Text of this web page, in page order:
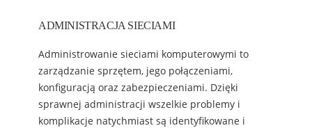
ADMINISTRACJA SIECIAMI
Administrowanie sieciami komputerowymi to
zarządzanie sprzętem, jego połączeniami,
konfiguracją oraz zabezpieczeniami. Dzięki
sprawnej administracji wszelkie problemy i
komplikacje natychmiast są identyfikowane i